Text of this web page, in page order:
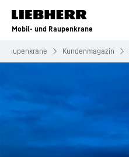
Zum Inhalt springen
Mobil- und Raupenkrane
Raupenkrane Kundenmagazin